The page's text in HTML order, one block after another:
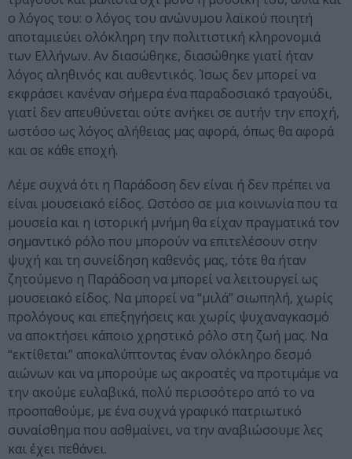
ο λόγος του: ο λόγος του ανώνυμου λαϊκού ποιητή
αποταμιεύει ολόκληρη την πολιτιστική κληρονομιά
των Ελλήνων. Αν διασώθηκε, διασώθηκε γιατί ήταν
λόγος αληθινός και αυθεντικός. Ίσως δεν μπορεί να
εκφράσει κανέναν σήμερα ένα παραδοσιακό τραγούδι,
γιατί δεν απευθύνεται ούτε ανήκει σε αυτήν την εποχή,
ωστόσο ως λόγος αλήθειας μας αφορά, όπως θα αφορά
και σε κάθε εποχή.
Λέμε συχνά ότι η Παράδοση δεν είναι ή δεν πρέπει να
είναι μουσειακό είδος. Ωστόσο σε μια κοινωνία που τα
μουσεία και η ιστορική μνήμη θα είχαν πραγματικά τον
σημαντικό ρόλο που μπορούν να επιτελέσουν στην
ψυχή και τη συνείδηση καθενός μας, τότε θα ήταν
ζητούμενο η Παράδοση να μπορεί να λειτουργεί ως
μουσειακό είδος. Να μπορεί να “μιλά” σιωπηλή, χωρίς
προλόγους και επεξηγήσεις και χωρίς ψυχαναγκασμό
να αποκτήσει κάποιο χρηστικό ρόλο στη ζωή μας. Να
“εκτίθεται” αποκαλύπτοντας έναν ολόκληρο δεσμό
αιώνων και να μπορούμε ως ακροατές να προτιμάμε να
την ακούμε ευλαβικά, πολύ περισσότερο από το να
προσπαθούμε, με ένα συχνά γραφικό πατριωτικό
συναίσθημα που ασθμαίνει, να την αναβιώσουμε λες
και έχει πεθάνει.